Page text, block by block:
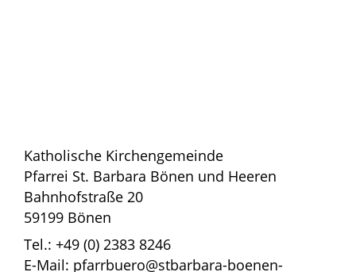
Katholische Kirchengemeinde
Pfarrei St. Barbara Bönen und Heeren
Bahnhofstraße 20
59199 Bönen
Tel.: +49 (0) 2383 8246
E-Mail: pfarrbuero@stbarbara-boenen-